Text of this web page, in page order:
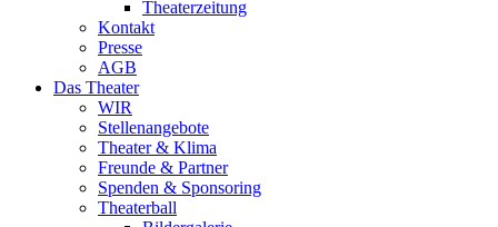
Theaterzeitung
Kontakt
Presse
AGB
Das Theater
WIR
Stellenangebote
Theater & Klima
Freunde & Partner
Spenden & Sponsoring
Theaterball